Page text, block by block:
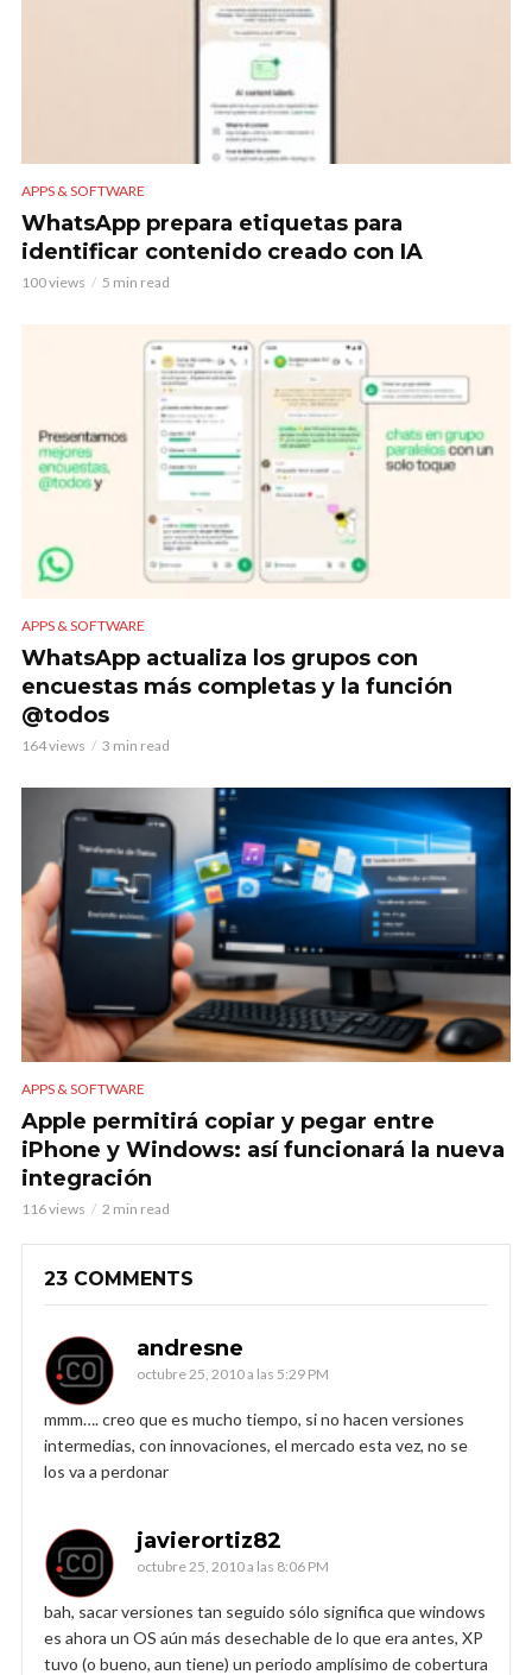
APPS & SOFTWARE
WhatsApp prepara etiquetas para
identificar contenido creado con IA
100 views 5 min read
APPS & SOFTWARE
WhatsApp actualiza los grupos con
encuestas más completas y la función
@todos
164 views 3 min read
APPS & SOFTWARE
Apple permitirá copiar y pegar entre
iPhone y Windows: así funcionará la nueva
integración
116 views 2 min read
23 COMMENTS
andresne
octubre 25, 2010 a las 5:29 PM
mmm…. creo que es mucho tiempo, si no hacen versiones
intermedias, con innovaciones, el mercado esta vez, no se
los va a perdonar
javierortiz82
octubre 25, 2010 a las 8:06 PM
bah, sacar versiones tan seguido sólo significa que windows
es ahora un OS aún más desechable de lo que era antes, XP
tuvo (o bueno, aun tiene) un periodo amplísimo de cobertura